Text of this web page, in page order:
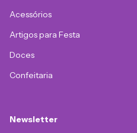
Acessórios
Artigos para Festa
Doces
Confeitaria
Newsletter